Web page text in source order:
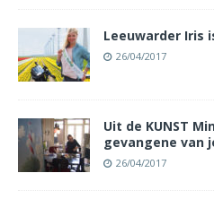
Leeuwarder Iris
26/04/2017
Uit de KUNST
gevangene van
26/04/2017